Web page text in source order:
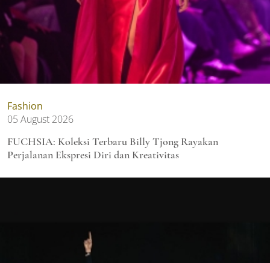
Fashion
05 August 2026
FUCHSIA: Koleksi Terbaru Billy Tjong Rayakan
Perjalanan Ekspresi Diri dan Kreativitas